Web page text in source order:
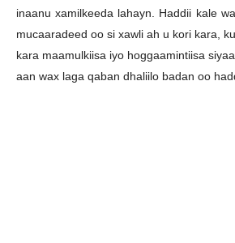
inaanu xamilkeeda lahayn. Haddii kale
mucaaradeed oo si xawli ah u kori kara,
kara maamulkiisa iyo hoggaamintiisa
aan wax laga qaban dhaliilo badan oo